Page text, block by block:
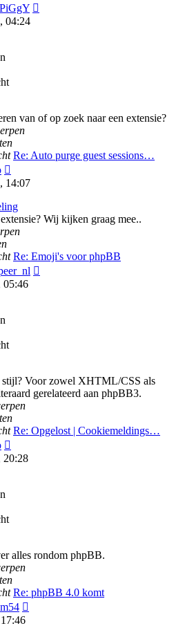
04:24
van of op zoek naar een extensie?
Re: Auto purge guest sessions…
laatste
14:07
Wij kijken graag mee..
Re: Emoji's voor phpBB
05:46
Voor zowel XHTML/CSS als
gerelateerd aan phpBB3.
Re: Opgelost | Cookiemeldings…
laatste
20:28
alles rondom phpBB.
Re: phpBB 4.0 komt